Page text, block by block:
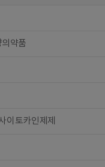
약품
이토카인제제